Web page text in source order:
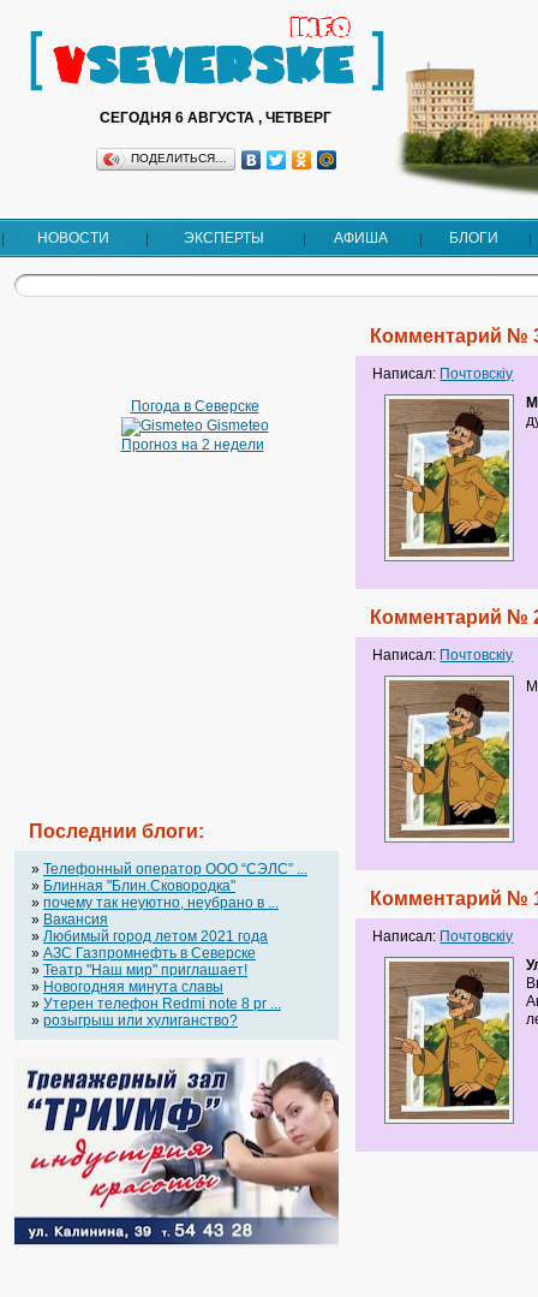
СЕГОДНЯ 6 АВГУСТА , ЧЕТВЕРГ
ПОДЕЛИТЬСЯ…
НОВОСТИ ЭКСПЕРТЫ АФИША БЛОГИ
Погода в Северске
Gismeteo
Прогноз на 2 недели
Последнии блоги:
» Телефонный оператор OOO “СЭЛС” ...
» Блинная "Блин.Сковородка"
» почему так неуютно, неубрано в ...
» Вакансия
» Любимый город летом 2021 года
» АЗС Газпромнефть в Северске
» Театр "Наш мир" приглашает!
» Новогодняя минута славы
» Утерен телефон Redmi note 8 pr ...
» розыгрыш или хулиганство?
Комментарий №
Написал: Почтовскiy
Комментарий №
Написал: Почтовскiy
Комментарий №
Написал: Почтовскiy